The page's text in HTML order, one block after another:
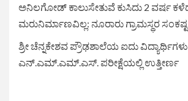
ಅನಿಲಗೋಡ್ ಕಾಲುಸೇತುವೆ ಕುಸಿದು 2 ವರ್ಷ
ಮರುನಿರ್ಮಾಣವಿಲ್ಲ: ನೂರಾರು ಗ್ರಾಮಸ್ಥರ ಸಂಕಷ್ಟ
ಶ್ರೀ ಚೆನ್ನಕೇಶವ ಪ್ರೌಢಶಾಲೆಯ ಐದು ವಿದ್ಯಾರ್ಥಿಗಳು
ಎನ್.ಎಮ್.ಎಮ್.ಎಸ್. ಪರೀಕ್ಷೆಯಲ್ಲಿ ಉತ್ತೀರ್ಣ